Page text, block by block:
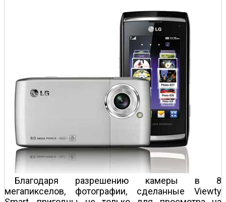
Благодаря разрешению камеры в 8
мегапикселов, фотографии, сделанные Viewty